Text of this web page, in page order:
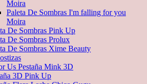
Moira
Paleta De Sombras I'm falling for you
Moira
De Sombras Pink Up
De Sombras Prolux
De Sombras Xime Beauty
Us Pestaña Mink 3D
3D Pink Up